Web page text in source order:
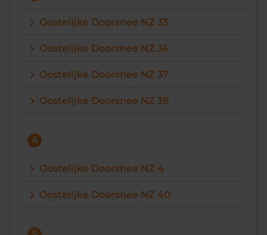
Oostelijke Doorsnee NZ 33
Oostelijke Doorsnee NZ 36
Oostelijke Doorsnee NZ 37
Oostelijke Doorsnee NZ 38
4
Oostelijke Doorsnee NZ 4
Oostelijke Doorsnee NZ 40